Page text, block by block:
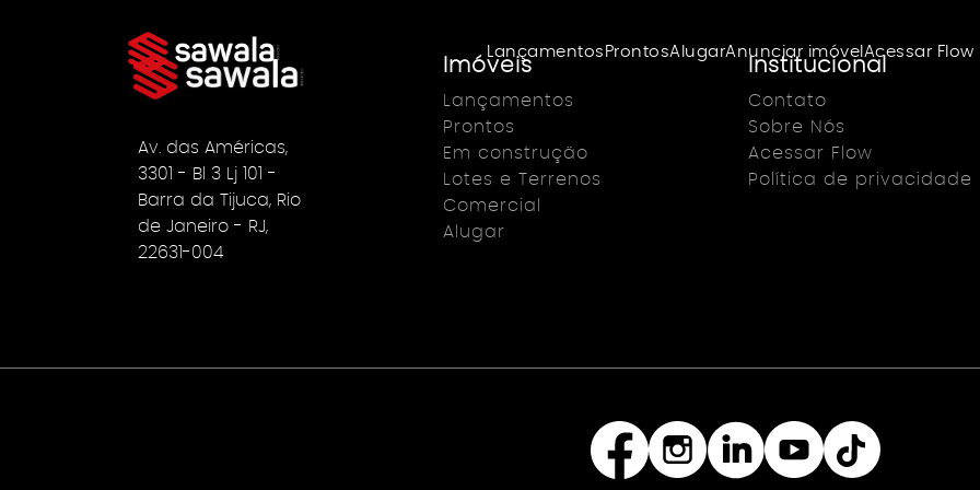
Lançamentos ProntosAlugarAnunciar imóvel Acessar Flow
Av. das Américas,
3301 - Bl 3 Lj 101 -
Barra da Tijuca, Rio
de Janeiro - RJ,
22631-004
Imóveis
Lançamentos
Prontos
Em construção
Lotes e Terrenos
Comercial
Alugar
Institucional
Contato
Sobre Nós
Acessar Flow
Política de privacidade